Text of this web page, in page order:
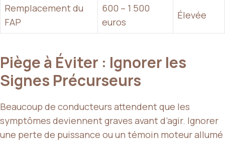
Remplacement du
FAP
600 – 1 500
euros
Élevée
Piège à Éviter : Ignorer les
Signes Précurseurs
Beaucoup de conducteurs attendent que les
symptômes deviennent graves avant d’agir. Ignorer
une perte de puissance ou un témoin moteur allumé